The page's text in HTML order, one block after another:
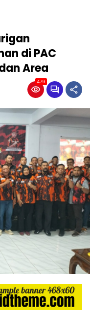
di PAC
Area
479